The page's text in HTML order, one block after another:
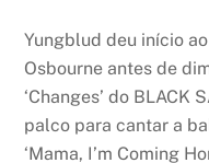
Yungblud deu início
Osbourne antes de
‘Changes’ do BLACK
palco para cantar a
‘Mama, I’m Coming